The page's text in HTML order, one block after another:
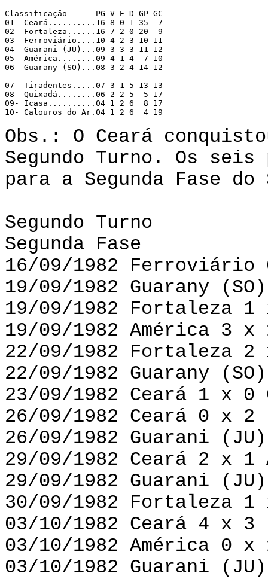
Classificação 	   PG V E D GP GC
01- Ceará..........16 8 0 1 35  7
02- Fortaleza......16 7 2 0 20  9
03- Ferroviário....10 4 2 3 10 11
04- Guarani (JU)...09 3 3 3 11 12
05- América........09 4 1 4  7 10
06- Guarany (SO)...08 3 2 4 14 12
- - - - - - - - - - - - - - - - - -
07- Tiradentes.....07 3 1 5 13 13
08- Quixadá........06 2 2 5  5 17
09- Icasa..........04 1 2 6  8 17
10- Calouros do Ar.04 1 2 6  4 19
Obs.: O Ceará
Segundo Turno. Os
para a Segunda Fase do
Segundo Turno
Segunda Fase
16/09/1982 Ferroviário
19/09/1982 Guarany
19/09/1982 Fortaleza
19/09/1982 América 3
22/09/1982 Fortaleza 2
22/09/1982 Guarany
23/09/1982 Ceará 1 x 0
26/09/1982 Ceará 0 x 2
26/09/1982 Guarani
29/09/1982 Ceará 2 x 1
29/09/1982 Guarani
30/09/1982 Fortaleza 1
03/10/1982 Ceará 4 x
03/10/1982 América 0 x
03/10/1982 Guarani